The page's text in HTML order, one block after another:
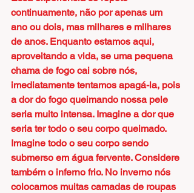
continuamente, não por apenas um
ano ou dois, mas milhares e milhares
de anos. Enquanto estamos aqui,
aproveitando a vida, se uma pequena
chama de fogo cai sobre nós,
imediatamente tentamos apagá-la, pois
a dor do fogo queimando nossa pele
seria muito intensa. Imagine a dor que
seria ter todo o seu corpo queimado.
Imagine todo o seu corpo sendo
submerso em água fervente. Considere
também o inferno frio. No inverno nós
colocamos muitas camadas de roupas